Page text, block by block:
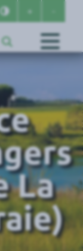
Changer le
+
Recherche
La